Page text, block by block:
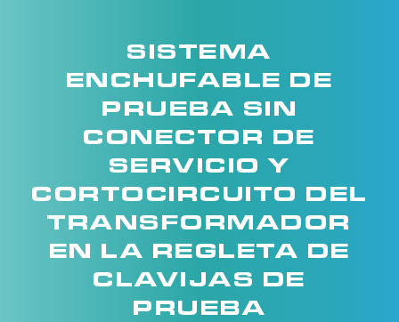
SISTEMA
ENCHUFABLE DE
PRUEBA SIN
CONECTOR DE
SERVICIO Y
CORTOCIRCUITO DEL
TRANSFORMADOR
EN LA REGLETA DE
CLAVIJAS DE
PRUEBA